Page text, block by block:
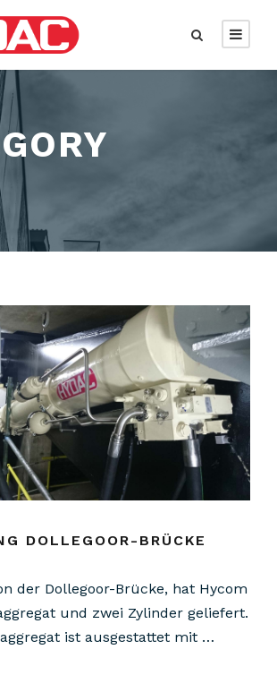
DOLLEGOOR-BRÜCKE
der Dollegoor-Brücke, hat Hycom
und zwei Zylinder geliefert.
ist ausgestattet mit …